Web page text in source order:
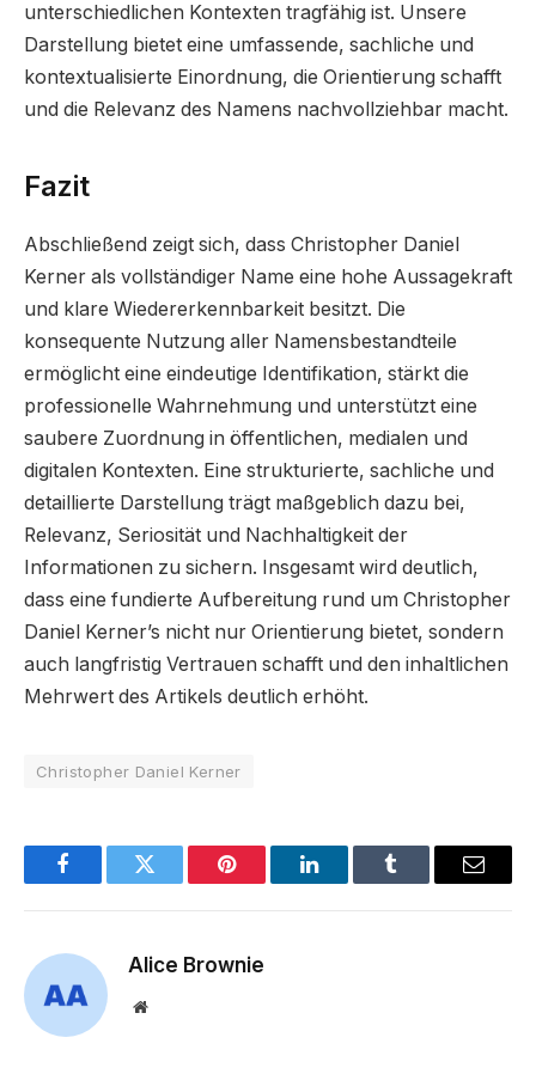
unterschiedlichen Kontexten tragfähig ist. Unsere
Darstellung bietet eine umfassende, sachliche und
kontextualisierte Einordnung, die Orientierung schafft
und die Relevanz des Namens nachvollziehbar macht.
Fazit
Abschließend zeigt sich, dass Christopher Daniel
Kerner als vollständiger Name eine hohe Aussagekraft
und klare Wiedererkennbarkeit besitzt. Die
konsequente Nutzung aller Namensbestandteile
ermöglicht eine eindeutige Identifikation, stärkt die
professionelle Wahrnehmung und unterstützt eine
saubere Zuordnung in öffentlichen, medialen und
digitalen Kontexten. Eine strukturierte, sachliche und
detaillierte Darstellung trägt maßgeblich dazu bei,
Relevanz, Seriosität und Nachhaltigkeit der
Informationen zu sichern. Insgesamt wird deutlich,
dass eine fundierte Aufbereitung rund um Christopher
Daniel Kerner’s nicht nur Orientierung bietet, sondern
auch langfristig Vertrauen schafft und den inhaltlichen
Mehrwert des Artikels deutlich erhöht.
Christopher Daniel Kerner
FacebookTwitter Pinterest LinkedInTumblr Email
Alice Brownie
Website